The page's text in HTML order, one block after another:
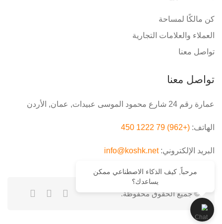
كن مالكًا لمساحة
العملاء والعلامات التجارية
تواصل معنا
تواصل معنا
عمارة رقم 24 شارع محمود الموسى عبيدات, عمان, الأردن
الهاتف: (+962) 79 1222 450
البريد الإلكتروني:info@koshk.net
© جميع الحقوق محفوظة.
مرحباً, كيف الذكاء الاصطناعي ممكن
يساعدك؟